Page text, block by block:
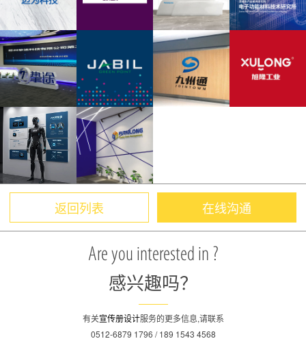
返回列表 在线沟通
Are you interested in ?
感兴趣吗？
有关宣传册设计服务的更多信息,请联系
0512-6879 1796 / 189 1543 4568